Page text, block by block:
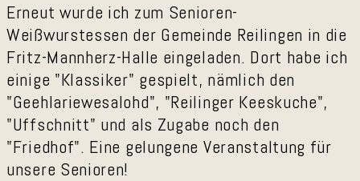
Erneut wurde ich zum Senioren-
Weißwurstessen der Gemeinde Reilingen in die
Fritz-Mannherz-Halle eingeladen. Dort habe ich
einige "Klassiker" gespielt, nämlich den
"Geehlariewesalohd", "Reilinger Keeskuche",
"Uffschnitt" und als Zugabe noch den
"Friedhof". Eine gelungene Veranstaltung für
unsere Senioren!